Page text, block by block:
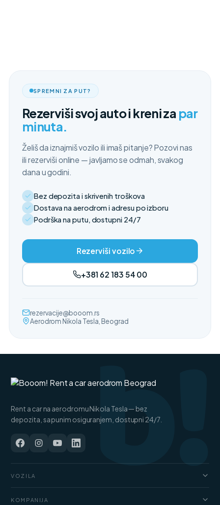
SPREMNI ZA PUT?
Rezerviši svoj auto i kreni za par
minuta.
Želiš da iznajmiš vozilo ili imaš pitanje? Pozovi nas
ili rezerviši online — javljamo se odmah, svakog
dana u godini.
Bez depozita i skrivenih troškova
Dostava na aerodrom i adresu po izboru
Podrška na putu, dostupni 24/7
Rezerviši vozilo
+381 62 183 54 00
rezervacije@booom.rs
Aerodrom Nikola Tesla, Beogradb!
Rent a car na aerodromu Nikola Tesla — bez
depozita, sa punim osiguranjem, dostupni 24/7.
VOZILA
KOMPANIJA